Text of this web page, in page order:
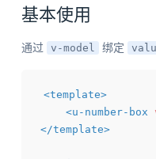
基本使用
通过 v-model 绑定
<template>
<u-number-box
</template>